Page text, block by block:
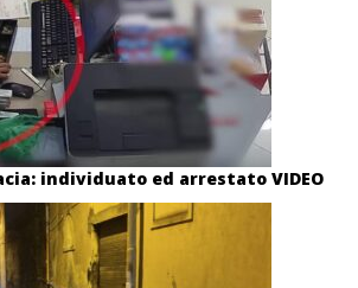
individuato ed arrestato VIDEO